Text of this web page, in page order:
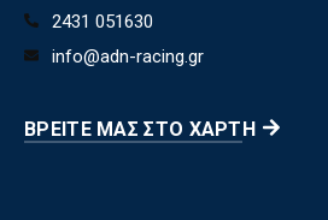
2431 051630
info@adn-racing.gr
ΒΡΕΊΤΕ ΜΑΣ ΣΤΟ ΧΆΡΤΗ